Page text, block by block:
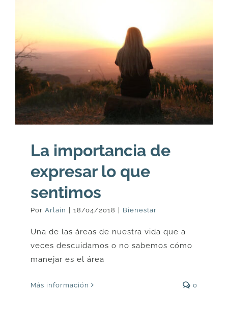
ACERCA
CONTACTO
Carrito
La importancia de
expresar lo que
sentimos
Por Arlain | 18/04/2018 | Bienestar
Una de las áreas de nuestra vida que a
veces descuidamos o no sabemos cómo
manejar es el área
Más información 0